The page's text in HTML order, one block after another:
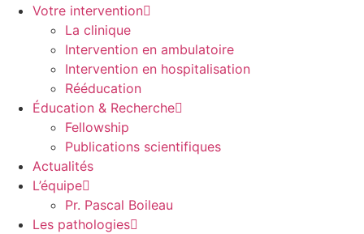
Votre intervention
La clinique
Intervention en ambulatoire
Intervention en hospitalisation
Rééducation
Éducation & Recherche
Fellowship
Publications scientifiques
Actualités
L’équipe
Pr. Pascal Boileau
Les pathologies